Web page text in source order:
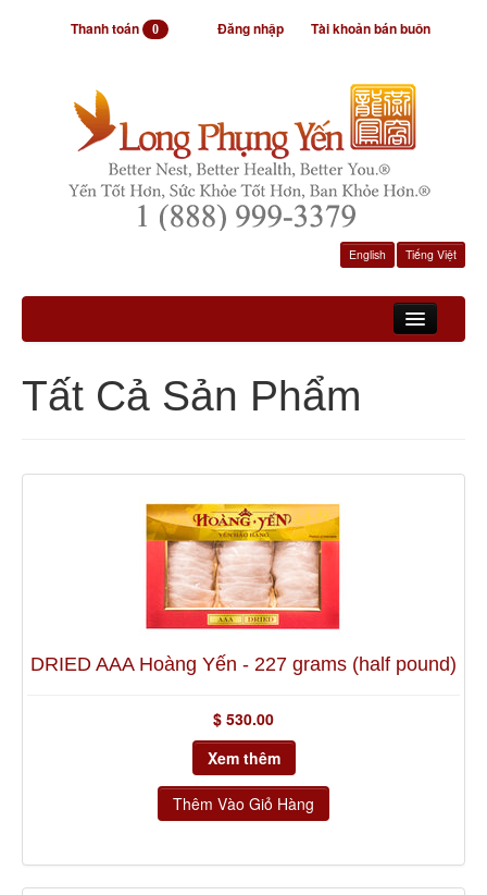
Thanh toán 0 Đăng nhập Tài khoản bán buôn
English Tiếng Việt
Sản Phẩm
Tất Cả Sản Phẩm
DRIED AAA Hoàng Yến - 227 grams (half pound)
$ 530.00
Xem thêm